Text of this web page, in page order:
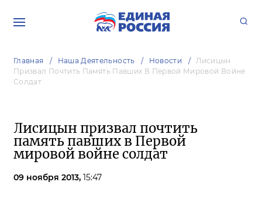
Главная Наша Деятельность Новости
Лисицын
Призвал Почтить Память Павших В Первой Мировой Войне
Солдат
Лисицын призвал почтить
память павших в Первой
мировой войне солдат
09 ноября 2013, 15:47